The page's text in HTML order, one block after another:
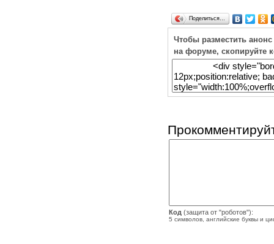
Поделиться…
Чтобы разместить
на форуме, скопируйте
Код (защита от "роботов"):
5 символов, английские буквы и